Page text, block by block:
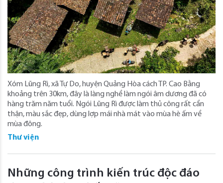
Xóm Lũng Rì, xã Tự Do, huyện Quảng Hòa cách TP. Cao Bằng
khoảng trên 30km, đây là làng nghề làm ngói âm dương đã có
hàng trăm năm tuổi. Ngói Lũng Rì được làm thủ công rất cẩn
thận, màu sắc đẹp, dùng lợp mái nhà mát vào mùa hè ấm về
mùa đông.
Thư viện
Những công trình kiến trúc độc đáo